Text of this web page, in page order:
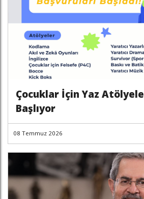
Çocuklar İçin Yaz
Başlıyor
08 Temmuz 2026